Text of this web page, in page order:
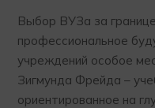
Выбор ВУЗа за
профессиональное
учреждений особое
Зигмунда Фрейда –
ориентированное на